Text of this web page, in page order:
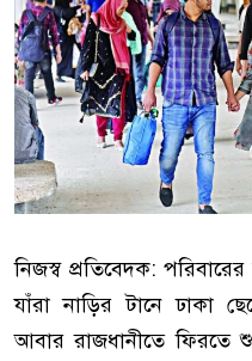
নিজস্ব প্রতিবেদক:
যাঁরা নাড়ির টানে ঢাকা
আবার রাজধানীতে